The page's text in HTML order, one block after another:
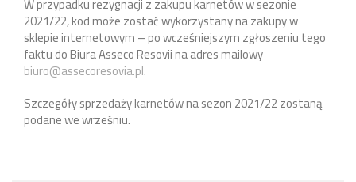
2021/22, kod może zostać wykorzystany na zakupy w
sklepie internetowym – po wcześniejszym zgłoszeniu tego
faktu do Biura Asseco Resovii na adres mailowy
biuro@assecoresovia.pl.
Szczegóły sprzedaży karnetów na sezon 2021/22 zostaną
podane we wrześniu.